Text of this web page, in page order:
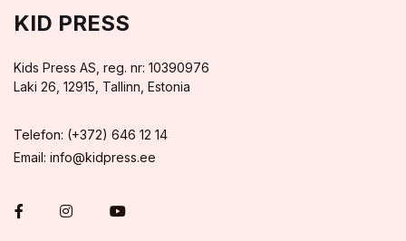
KID PRESS
Kids Press AS, reg. nr: 10390976
Laki 26, 12915, Tallinn, Estonia
Telefon: (+372) 646 12 14
Email: info@kidpress.ee